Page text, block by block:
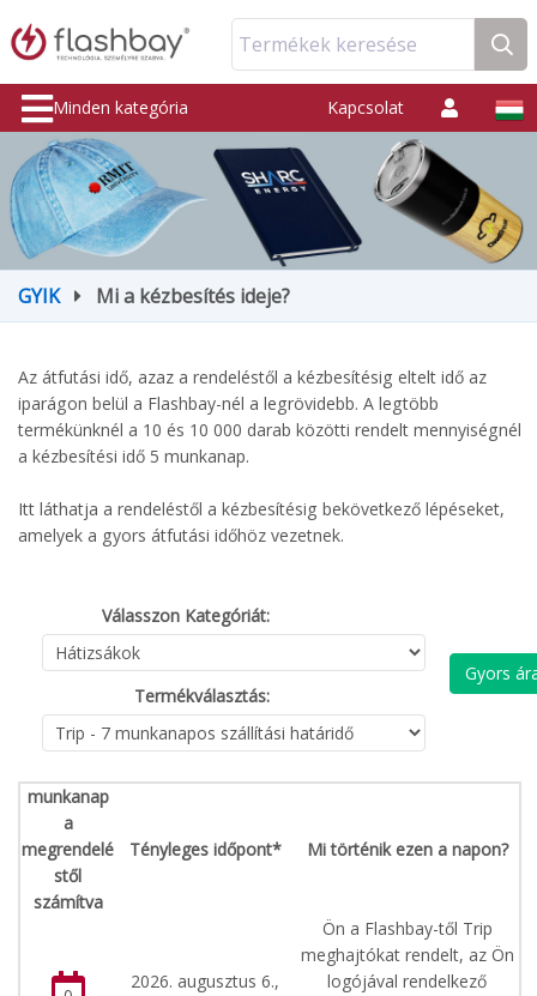
Termékek keresése
Minden kategória Kapcsolat
GYIK Mi a kézbesítés ideje?
Az átfutási idő, azaz a rendeléstől a kézbesítésig eltelt idő az
iparágon belül a Flashbay-nél a legrövidebb. A legtöbb
termékünknél a 10 és 10 000 darab közötti rendelt mennyiségnél
a kézbesítési idő 5 munkanap.
Itt láthatja a rendeléstől a kézbesítésig bekövetkező lépéseket,
amelyek a gyors átfutási időhöz vezetnek.
Válasszon Kategóriát:
Termékválasztás:
Gyors
munkanap
a
megrendelé
stől
számítva
Tényleges időpont* Mi történik ezen a napon?
2026. augusztus 6.,
Ön a Flashbay-től Trip
meghajtókat rendelt, az Ön
logójával rendelkező